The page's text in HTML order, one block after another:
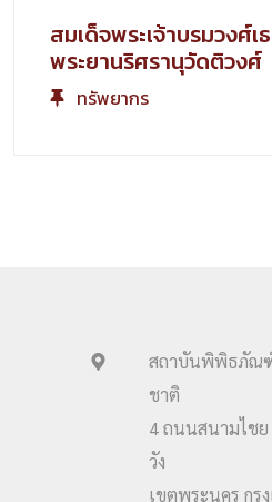
สมเด็จพระเจ้าบรมวงศ์เ
พระยานริศรานุวัดติวงศ์
ทรัพยากร
สถาบันพิพิธภัณฑ์
ชาติ
4 ถนนสนามไช
วัง
เขตพระนคร กรุ